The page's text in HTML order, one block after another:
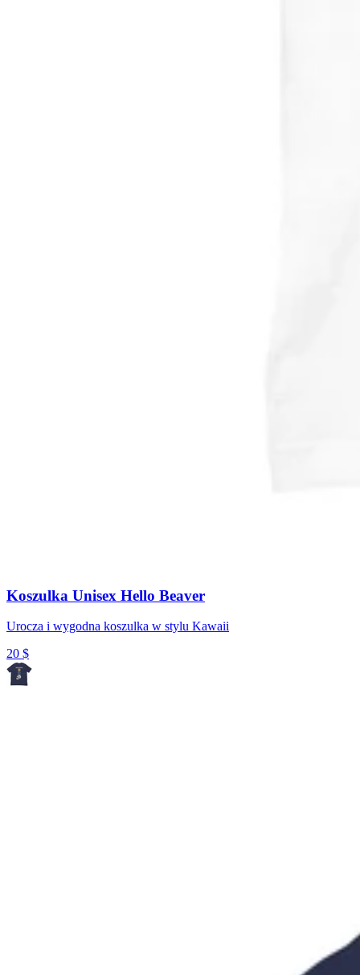
Koszulka Unisex Hello Beaver
Urocza i wygodna koszulka w stylu Kawaii
20 $